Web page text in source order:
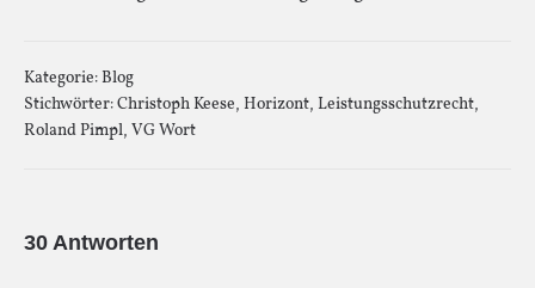
Kategorie:Blog
Stichwörter:Christoph Keese, Horizont, Leistungsschutzrecht,
Roland Pimpl, VG Wort
30 Antworten